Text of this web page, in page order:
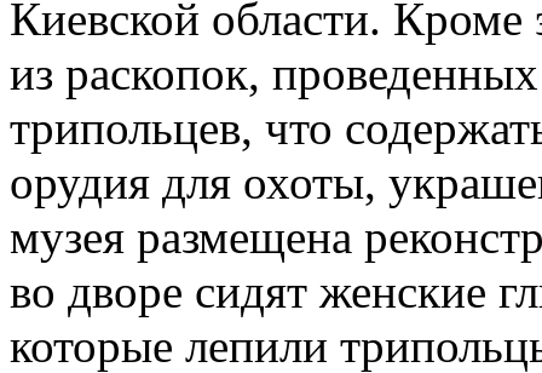
Киевской области.
из раскопок,
трипольцев, что
орудия для охоты,
музея размещена
во дворе сидят женские
которые лепили